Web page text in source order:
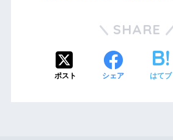
SHARE
ポスト シェア はてブ